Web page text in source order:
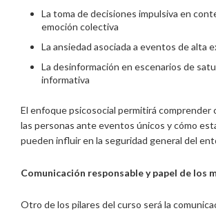
La toma de decisiones impulsiva en
emoción colectiva
La ansiedad asociada a eventos de alta
La desinformación en escenarios de
informativa
El enfoque psicosocial permitirá comprender
las personas ante eventos únicos y cómo
pueden influir en la seguridad general del
Comunicación responsable y papel de los
Otro de los pilares del curso será la